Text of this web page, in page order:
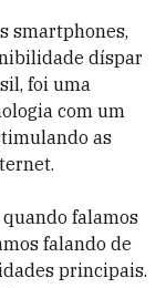
smartphones,
díspar
foi uma
com um
as
falamos
falando de
principais.